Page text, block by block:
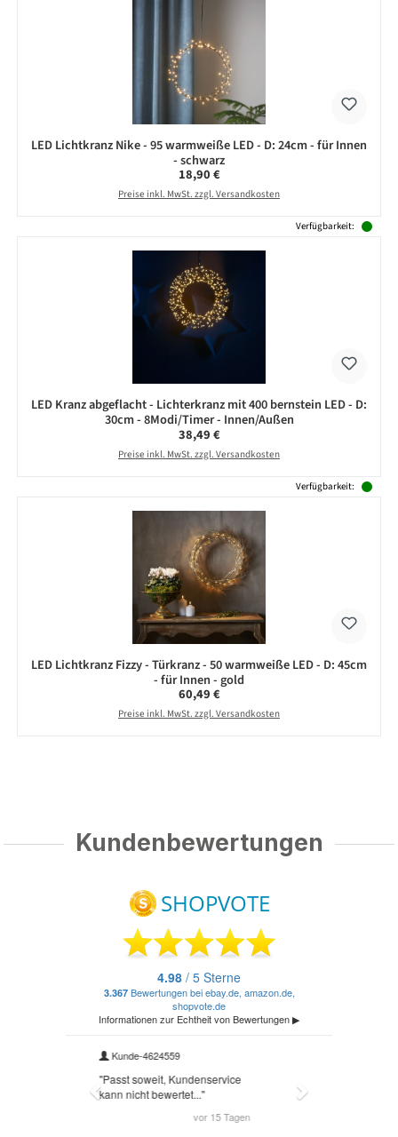
LED Lichtkranz Nike - 95 warmweiße LED - D: 24cm - für Innen
- schwarz
Regulärer Preis:
18,90 €
Preise inkl. MwSt. zzgl. Versandkosten
Verfügbarkeit:
LED Kranz abgeflacht - Lichterkranz mit 400 bernstein LED - D:
30cm - 8Modi/Timer - Innen/Außen
Regulärer Preis:
38,49 €
Preise inkl. MwSt. zzgl. Versandkosten
Verfügbarkeit:
LED Lichtkranz Fizzy - Türkranz - 50 warmweiße LED - D: 45cm
- für Innen - gold
Regulärer Preis:
60,49 €
Preise inkl. MwSt. zzgl. Versandkosten
Kundenbewertungen